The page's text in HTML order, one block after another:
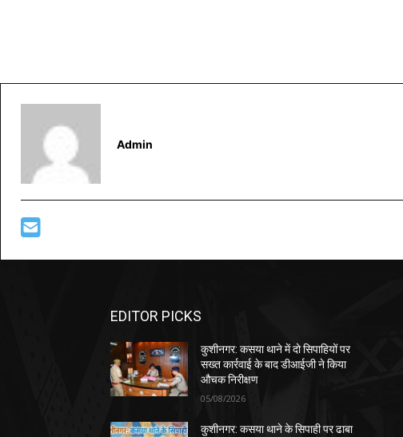
Admin
EDITOR PICKS
कुशीनगर: कसया थाने में दो सिपाहियों पर
सख्त कार्रवाई के बाद डीआईजी ने किया
औचक निरीक्षण
05/08/2026
कुशीनगर: कसया थाने के सिपाही पर ढाबा